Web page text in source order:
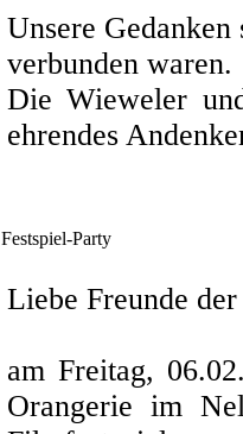
Unsere
verbunden waren.
Die Wieweler
ehrendes
Festspiel-Party
Liebe Freunde
am Freitag,
Orangerie im